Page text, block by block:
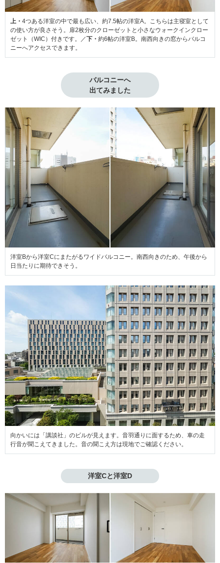
上・ 4つある洋室の中で最も広い、約7.5帖の洋室A。こちらは主寝室として
の使い方が良さそう。扉2枚分のクローゼットと小さなウォークインクロー
ゼット（WIC）付きです。／下・ 約6帖の洋室B。南西向きの窓からバルコ
ニーへアクセスできます。
バルコニーへ
出てみました
洋室Bから洋室Cにまたがるワイドバルコニー。南西向きのため、午後から
日当たりに期待できそう。
向かいには「講談社」のビルが見えます。音羽通りに面するため、車の走
行音が聞こえてきました。音の聞こえ方は現地でご確認ください。
洋室Cと洋室D